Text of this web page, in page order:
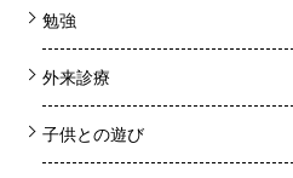
勉強
外来診療
子供との遊び